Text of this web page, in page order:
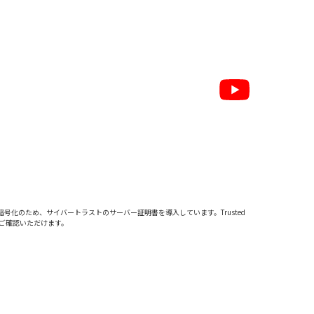
号化のため、サイバートラストのサーバー証明書を導入しています。Trusted
認いただけます。